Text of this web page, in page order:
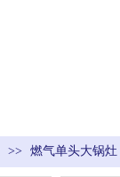
>> 燃气单头大锅灶